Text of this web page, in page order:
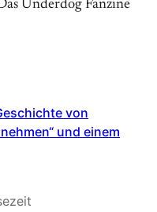
Underdog Fanzine
von
und einem